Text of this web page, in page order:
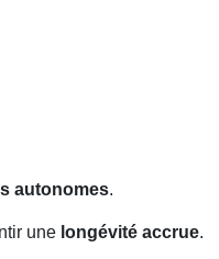
autonomes.
une longévité accrue.